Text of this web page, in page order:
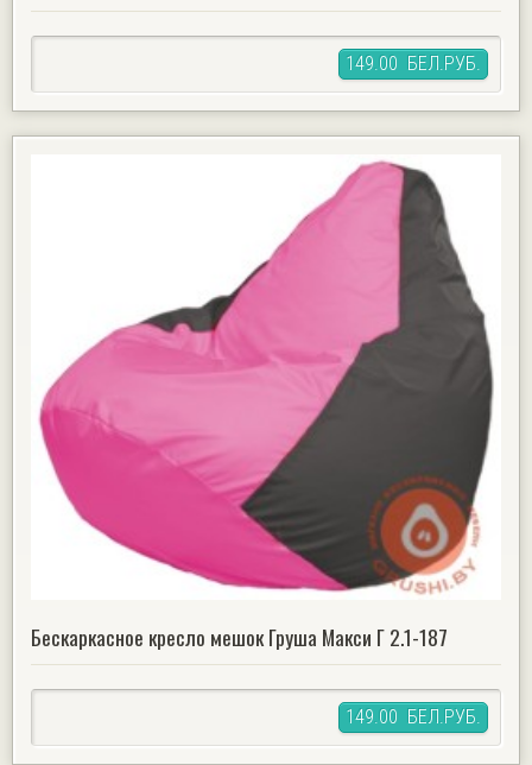
149.00 БЕЛ.РУБ.
Бескаркасное кресло мешок Груша Макси Г 2.1-187
149.00 БЕЛ.РУБ.